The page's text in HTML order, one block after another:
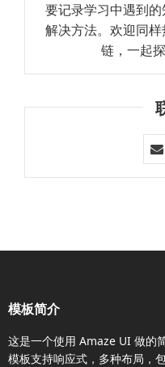
要记录学习中遇到
解决方法。欢迎同
链，一起
模板简介
这是一个使用 Amaze UI 做的
模板支持响应式，多种布局，